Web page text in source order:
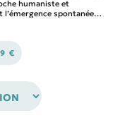
humaniste et
l’émergence spontanée
découvrira les
et accessible pour
de l’enfance. Des
thérapeutique
de
en quête de
claire : rencontrer son
€